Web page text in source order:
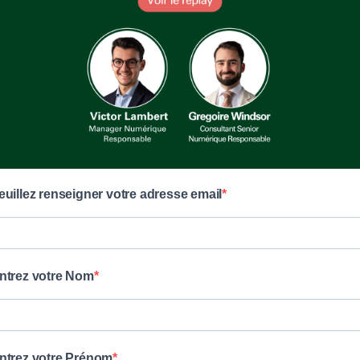
renseigner votre adresse email
votre Nom